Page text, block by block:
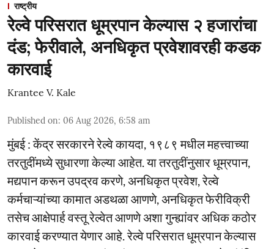
राष्ट्रीय
रेल्वे परिसरात धूम्रपान केल्यास २ हजारांचा
दंड; फेरीवाले, अनधिकृत प्रवेशावरही कडक
कारवाई
Krantee V. Kale
Published on: 06 Aug 2026, 6:58 am
मुंबई : केंद्र सरकारने रेल्वे कायदा, १९८९ मधील महत्त्वाच्या
तरतुदींमध्ये सुधारणा केल्या आहेत. या तरतुदींनुसार धूम्रपान,
मद्यपान करून उपद्रव करणे, अनधिकृत प्रवेश, रेल्वे
कर्मचाऱ्यांच्या कामात अडथळा आणणे, अनधिकृत फेरीविक्री
तसेच आक्षेपार्ह वस्तू रेल्वेत आणणे अशा गुन्ह्यांवर अधिक कठोर
कारवाई करण्यात येणार आहे. रेल्वे परिसरात धूम्रपान केल्यास